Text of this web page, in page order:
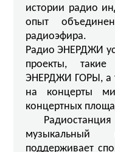
истории радио
опыт
радиоэфира.
Радио ЭНЕРДЖИ
проекты,
ЭНЕРДЖИ ГОРЫ, а
на концерты
концертных
поддерживает